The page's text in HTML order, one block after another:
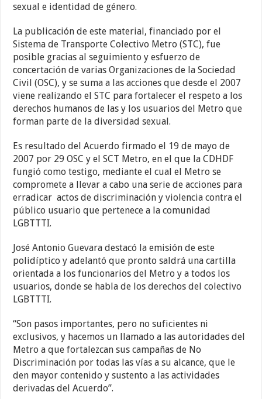
sexual e identidad de género.
La publicación de este material, financiado por el
Sistema de Transporte Colectivo Metro (STC), fue
posible gracias al seguimiento y esfuerzo de
concertación de varias Organizaciones de la Sociedad
Civil (OSC), y se suma a las acciones que desde el 2007
viene realizando el STC para fortalecer el respeto a los
derechos humanos de las y los usuarios del Metro que
forman parte de la diversidad sexual.
Es resultado del Acuerdo firmado el 19 de mayo de
2007 por 29 OSC y el SCT Metro, en el que la CDHDF
fungió como testigo, mediante el cual el Metro se
compromete a llevar a cabo una serie de acciones para
erradicar actos de discriminación y violencia contra el
público usuario que pertenece a la comunidad
LGBTTTI.
José Antonio Guevara destacó la emisión de este
polidíptico y adelantó que pronto saldrá una cartilla
orientada a los funcionarios del Metro y a todos los
usuarios, donde se habla de los derechos del colectivo
LGBTTTI.
“Son pasos importantes, pero no suficientes ni
exclusivos, y hacemos un llamado a las autoridades del
Metro a que fortalezcan sus campañas de No
Discriminación por todas las vías a su alcance, que le
den mayor contenido y sustento a las actividades
derivadas del Acuerdo”.